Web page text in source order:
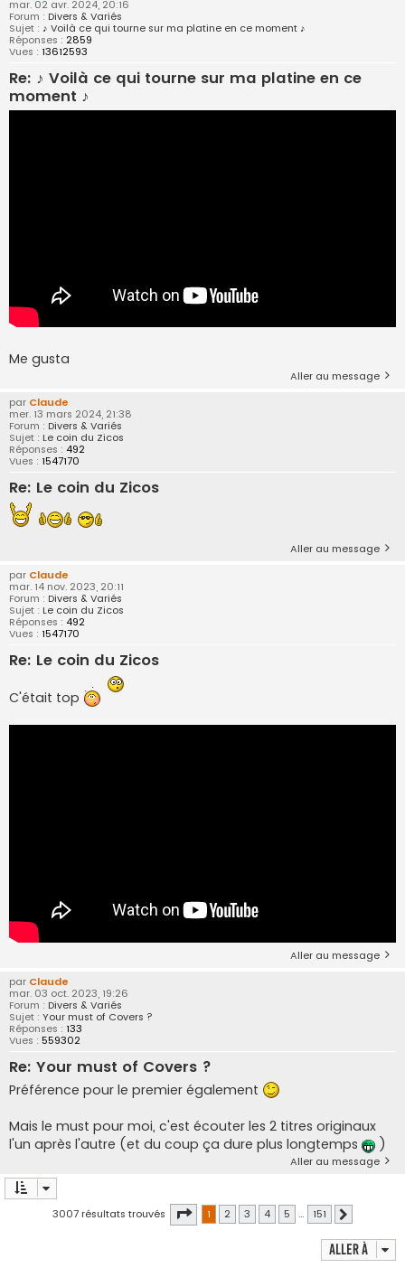
mar. 02 avr. 2024, 20:16
Forum : Divers & Variés
Sujet : ♪ Voilà ce qui tourne sur ma platine en ce moment ♪
Réponses : 2859
Vues : 13612593
Re: ♪ Voilà ce qui tourne sur ma platine en ce
moment ♪
Me gusta
Aller au message
par Claude
mer. 13 mars 2024, 21:38
Forum : Divers & Variés
Sujet : Le coin du Zicos
Réponses : 492
Vues : 1547170
Re: Le coin du Zicos
Aller au message
par Claude
mar. 14 nov. 2023, 20:11
Forum : Divers & Variés
Sujet : Le coin du Zicos
Réponses : 492
Vues : 1547170
Re: Le coin du Zicos
C'était top
Aller au message
par Claude
mar. 03 oct. 2023, 19:26
Forum : Divers & Variés
Sujet : Your must of Covers ?
Réponses : 133
Vues : 559302
Re: Your must of Covers ?
Préférence pour le premier également
Mais le must pour moi, c'est écouter les 2 titres originaux
l'un après l'autre (et du coup ça dure plus longtemps
)
Aller au message
3007 résultats trouvés Page 1sur151
1 2 3 4 5 … 151
Aller à